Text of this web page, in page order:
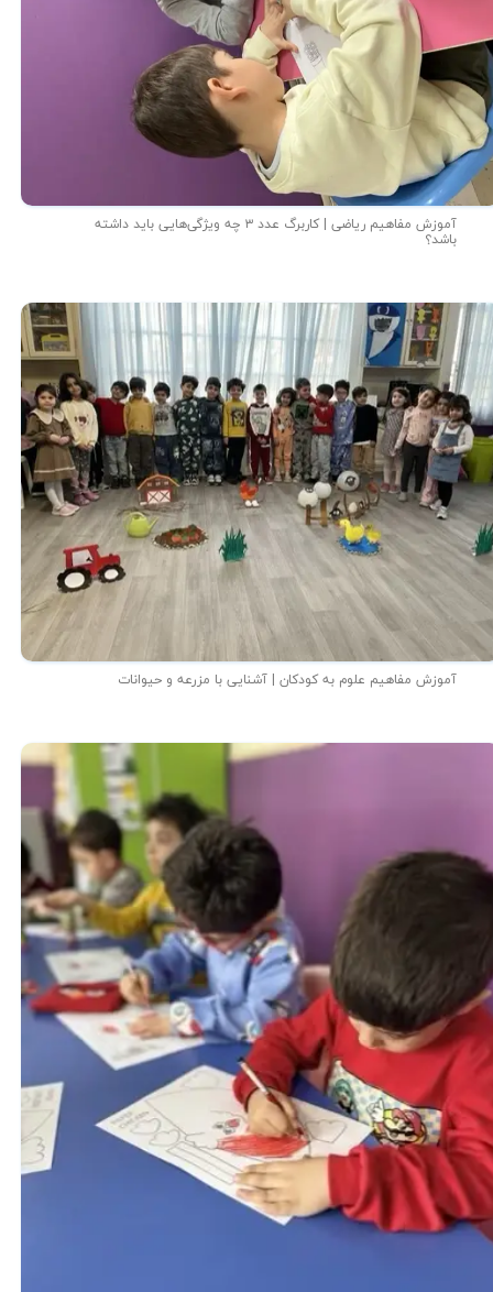
آموزش مفاهیم ریاضی | کاربرگ عدد ۳ چه ویژگی‌هایی باید داشته
باشد؟
آموزش مفاهیم علوم به کودکان | آشنایی با مزرعه و حیوانات